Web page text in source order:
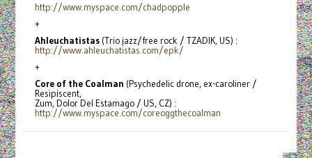
http://www.myspace.com/chadpopple
+
Ahleuchatistas(Trio jazz/free rock / TZADIK, US) :
http://www.ahleuchatistas.com/epk/
+
Core of the Coalman (Psychedelic drone, ex-caroliner /
Resipiscent,
Zum, Dolor Del Estamago / US, CZ) :
http://www.myspace.com/coreoggthecoalman